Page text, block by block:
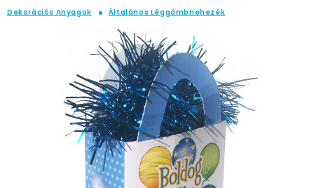
Dekorációs Anyagok Általános Léggömbnehezék